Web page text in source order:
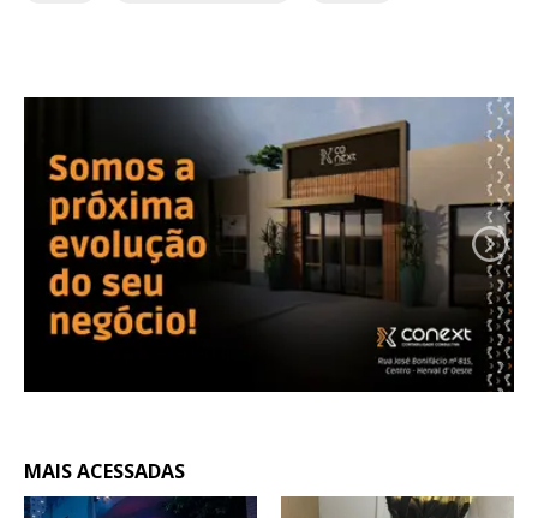
MAIS ACESSADAS